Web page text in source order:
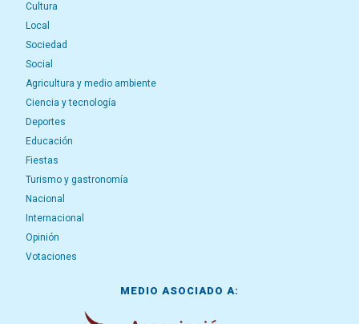
Cultura
Local
Sociedad
Social
Agricultura y medio ambiente
Ciencia y tecnología
Deportes
Educación
Fiestas
Turismo y gastronomía
Nacional
Internacional
Opinión
Votaciones
MEDIO ASOCIADO A: